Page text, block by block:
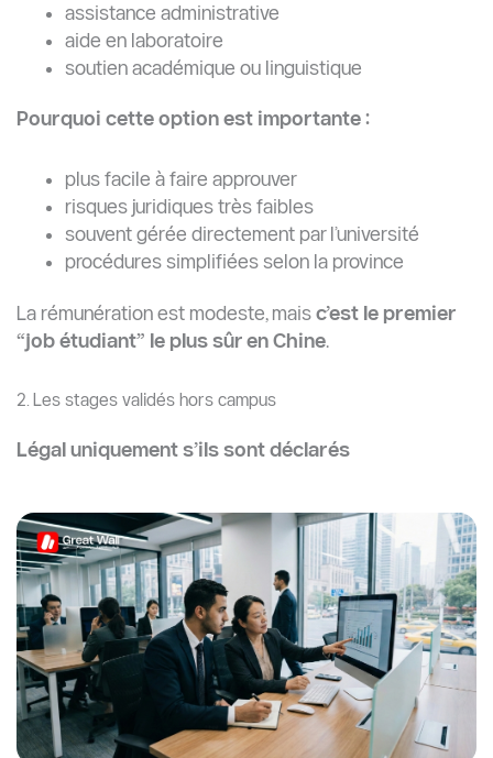
assistance administrative
aide en laboratoire
soutien académique ou linguistique
Pourquoi cette option est importante :
plus facile à faire approuver
risques juridiques très faibles
souvent gérée directement par l’université
procédures simplifiées selon la province
La rémunération est modeste, mais c’est le premier
“job étudiant” le plus sûr en Chine.
2. Les stages validés hors campus
Légal uniquement s’ils sont déclarés